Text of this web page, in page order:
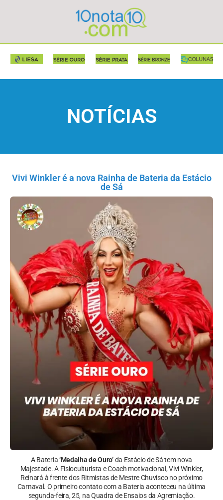
NOTÍCIAS
Vivi Winkler é a nova Rainha de Bateria da Estácio
de Sá
A Bateria‘Medalha de Ouro’da Estácio de Sá tem nova
Majestade. A Fisioculturista e Coach motivacional, Vivi Winkler,
Reinará à frente dos Ritmistas de Mestre Chuvisco no próximo
Carnaval. O primeiro contato com a Bateria aconteceu na última
segunda-feira, 25, na Quadra de Ensaios da Agremiação.